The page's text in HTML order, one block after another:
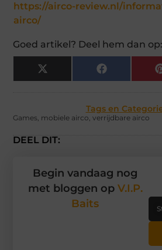
https://airco-review.nl/
airco/
Goed artikel? Deel hem dan op:
X
(Twitter)
Facebook
Tags en
Games, mobiele airco,verrijdbare airco
DEEL DIT:
Begin vandaag nog
met bloggen op V.I.P.
Baits